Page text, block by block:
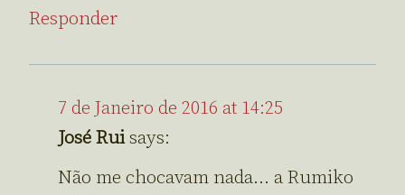
Responder
7 de Janeiro de 2016 at 14:25
José Ruisays:
Não me chocavam nada… a Rumiko